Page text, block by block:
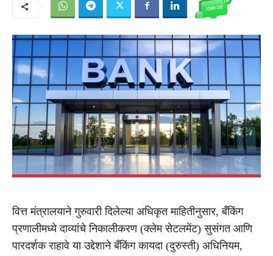
वित्त मंत्रालयाने गुरुवारी दिलेल्या अधिकृत माहितीनुसार, बँकिंग
प्रणालीमध्ये दाव्यांचे निकालीकरण (क्लेम सेटलमेंट) सुसंगत आणि
पारदर्शक राहावे या उद्देशाने बँकिंग कायदा (दुरुस्ती) अधिनियम,